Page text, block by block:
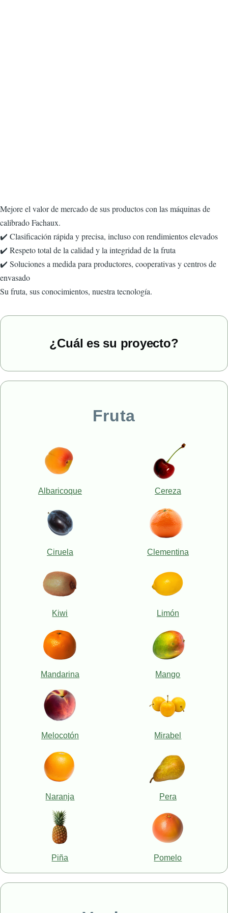
CorpsPrincipal
Mejore el valor de mercado de sus productos con las máquinas de
calibrado Fachaux.
✔️ Clasificación rápida y precisa, incluso con rendimientos elevados
✔️ Respeto total de la calidad y la integridad de la fruta
✔️ Soluciones a medida para productores, cooperativas y centros de
envasado
Su fruta, sus conocimientos, nuestra tecnología.
¿Cuál es su proyecto?
Fruta
Albaricoque Cereza
Ciruela Clementina
Kiwi Limón
Mandarina Mango
Melocotón Mirabel
Naranja Pera
Piña Pomelo